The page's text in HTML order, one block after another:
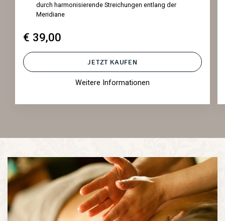
durch harmonisierende Streichungen entlang der
Meridiane
€ 39,00
JETZT KAUFEN
Weitere Informationen